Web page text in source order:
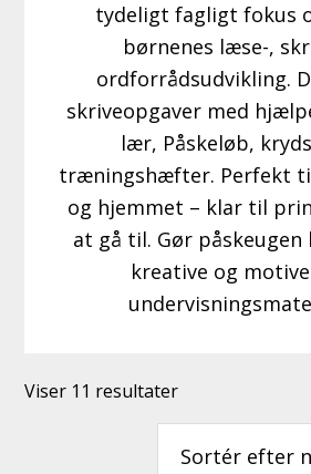
tydeligt fagligt fokus
børnenes læse-,
ordforrådsudvikling.
skriveopgaver med
lær, Påskeløb,
træningshæfter. Perfekt
og hjemmet – klar til
at gå til. Gør
kreative og
Viser 11 resultaterSorteret
efter
seneste